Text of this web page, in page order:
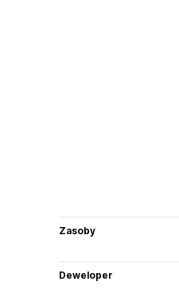
Zasoby
Deweloper